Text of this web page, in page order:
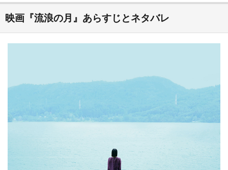
映画『流浪の月』あらすじとネタバレ